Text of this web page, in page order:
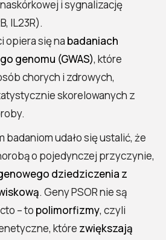
i sygnalizację
IL23R).
opiera się na badaniach
genomu (GWAS), które
chorych i zdrowych,
skorelowanych z
badaniom udało się ustalić, że
o pojedynczej przyczynie,
dziedziczenia z
. Geny PSOR nie są
– to polimorfizmy, czyli
które zwiększają